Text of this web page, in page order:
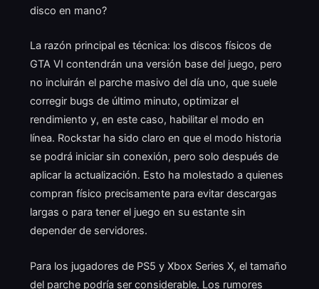
disco en mano?
La razón principal es técnica: los discos físicos de
GTA VI contendrán una versión base del juego, pero
no incluirán el parche masivo del día uno, que suele
corregir bugs de último minuto, optimizar el
rendimiento y, en este caso, habilitar el modo en
línea. Rockstar ha sido claro en que el modo historia
se podrá iniciar sin conexión, pero solo después de
aplicar la actualización. Esto ha molestado a quienes
compran físico precisamente para evitar descargas
largas o para tener el juego en su estante sin
depender de servidores.
Para los jugadores de PS5 y Xbox Series X, el tamaño
del parche podría ser considerable. Los rumores